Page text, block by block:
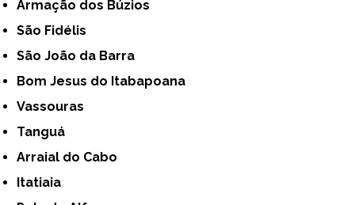
Armação dos Búzios
São Fidélis
São João da Barra
Bom Jesus do Itabapoana
Vassouras
Tanguá
Arraial do Cabo
Itatiaia